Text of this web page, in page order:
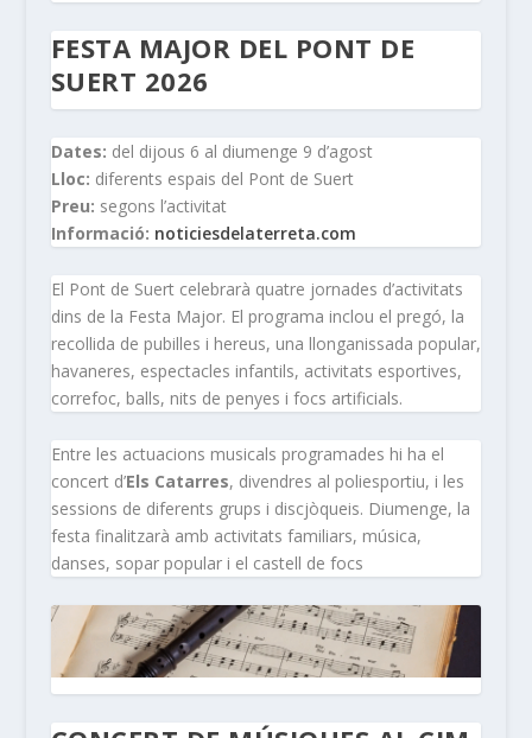
FESTA MAJOR DEL PONT DE
SUERT 2026
Dates: del dijous 6 al diumenge 9 d’agost
Lloc: diferents espais del Pont de Suert
Preu: segons l’activitat
Informació: noticiesdelaterreta.com
El Pont de Suert celebrarà quatre jornades d’activitats
dins de la Festa Major. El programa inclou el pregó, la
recollida de pubilles i hereus, una llonganissada popular,
havaneres, espectacles infantils, activitats esportives,
correfoc, balls, nits de penyes i focs artificials.
Entre les actuacions musicals programades hi ha el
concert d’Els Catarres, divendres al poliesportiu, i les
sessions de diferents grups i discjòqueis. Diumenge, la
festa finalitzarà amb activitats familiars, música,
danses, sopar popular i el castell de focs